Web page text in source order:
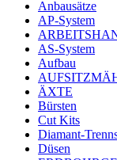
Anbausätze
AP-System
AS-System
Aufbau
ÄXTE
Bürsten
Cut Kits
Diamant-
Düsen